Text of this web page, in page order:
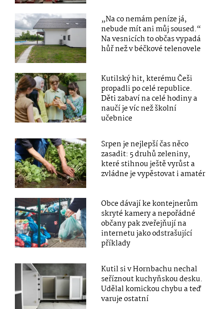
„Na co nemám peníze já,
nebude mít ani můj soused.“
Na vesnicích to občas vypadá
hůř než v béčkové telenovele
Kutilský hit, kterému Češi
propadli po celé republice.
Děti zabaví na celé hodiny a
naučí je víc než školní
učebnice
Srpen je nejlepší čas něco
zasadit: 5 druhů zeleniny,
které stihnou ještě vyrůst a
zvládne je vypěstovat i amatér
Obce dávají ke kontejnerům
skryté kamery a nepořádné
občany pak zveřejňují na
internetu jako odstrašující
příklady
Kutil si v Hornbachu nechal
seříznout kuchyňskou desku.
Udělal komickou chybu a teď
varuje ostatní